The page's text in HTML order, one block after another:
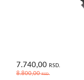
7.740,00 RSD.
8.800,00RSD.